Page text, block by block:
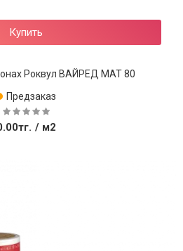
Купить
Роквул ВАЙРЕД МАТ 80
Предзаказ
/ м2